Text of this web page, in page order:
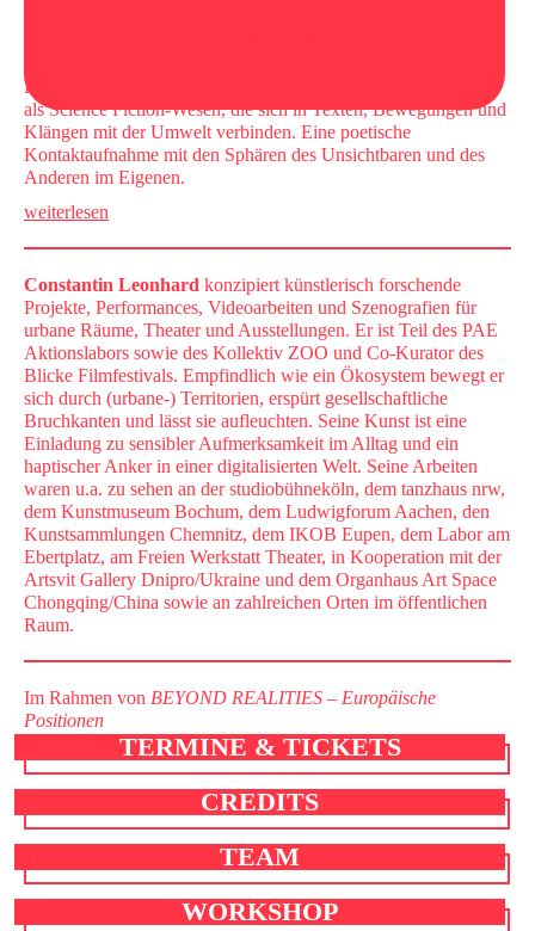
Performer:innen in
als Science Fiction-Wesen, die sich in Texten, Bewegungen und
Klängen mit der Umwelt verbinden. Eine poetische
Kontaktaufnahme mit den Sphären des Unsichtbaren und des
Anderen im Eigenen.
weiterlesen
Constantin Leonhard konzipiert künstlerisch forschende
Projekte, Performances, Videoarbeiten und Szenografien für
urbane Räume, Theater und Ausstellungen. Er ist Teil des PAE
Aktionslabors sowie des Kollektiv ZOO und Co-Kurator des
Blicke Filmfestivals. Empfindlich wie ein Ökosystem bewegt er
sich durch (urbane-) Territorien, erspürt gesellschaftliche
Bruchkanten und lässt sie aufleuchten. Seine Kunst ist eine
Einladung zu sensibler Aufmerksamkeit im Alltag und ein
haptischer Anker in einer digitalisierten Welt. Seine Arbeiten
waren u.a. zu sehen an der studiobühneköln, dem tanzhaus nrw,
dem Kunstmuseum Bochum, dem Ludwigforum Aachen, den
Kunstsammlungen Chemnitz, dem IKOB Eupen, dem Labor am
Ebertplatz, am Freien Werkstatt Theater, in Kooperation mit der
Artsvit Gallery Dnipro/Ukraine und dem Organhaus Art Space
Chongqing/China sowie an zahlreichen Orten im öffentlichen
Raum.
Im Rahmen von BEYOND REALITIES – Europäische
Positionen
TERMINE & TICKETS
CREDITS
TEAM
WORKSHOP